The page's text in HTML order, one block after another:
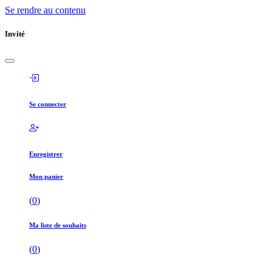
Se rendre au contenu
Invité
Se connecter
Enregistrer
Mon panier
(0)
Ma liste de souhaits
(0)